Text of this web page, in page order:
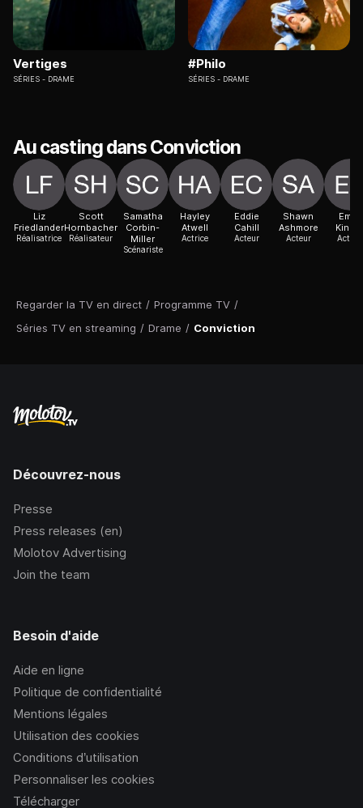
Regarder la TV en direct / Programme TV /
Séries TV en streaming / Drame / Conviction
Vertiges
SÉRIES DRAME
#Philo
SÉRIES DRAME
Au casting dans Conviction
Liz
Friedlander
Réalisatrice
Scott
Hornbacher
Réalisateur
Samatha
Corbin-
Miller
Scénariste
Hayley
Atwell
Actrice
Eddie
Cahill
Acteur
Shawn
Ashmore
Acteur
Emily
Actrice
Découvrez-nous
Presse
Press releases (en)
Molotov Advertising
Join the team
Besoin d'aide
Aide en ligne
Politique de confidentialité
Mentions légales
Utilisation des cookies
Conditions d’utilisation
Personnaliser les cookies
Télécharger